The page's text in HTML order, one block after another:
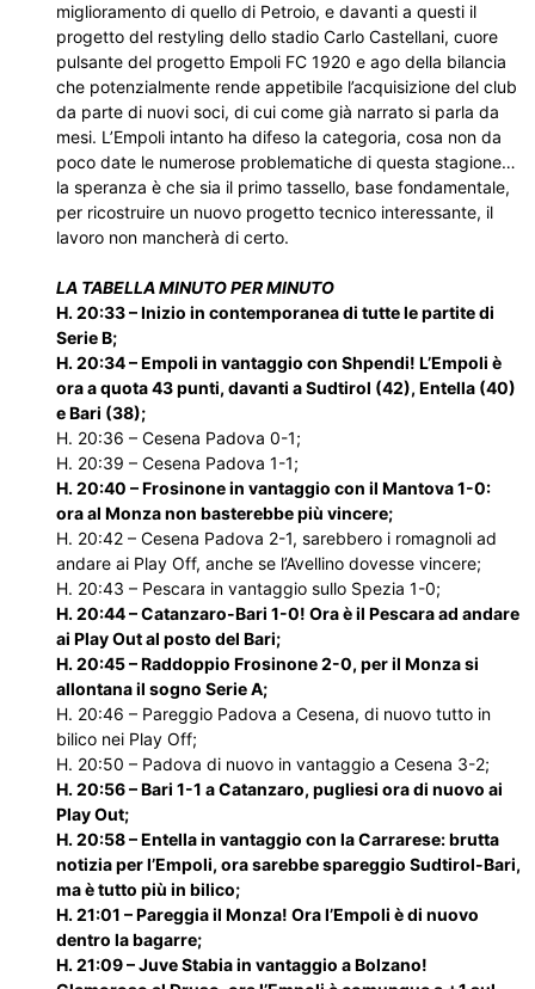
miglioramento di quello di Petroio, e davanti a questi il
progetto del restyling dello stadio Carlo Castellani, cuore
pulsante del progetto Empoli FC 1920 e ago della bilancia
che potenzialmente rende appetibile l’acquisizione del club
da parte di nuovi soci, di cui come già narrato si parla da
mesi. L’Empoli intanto ha difeso la categoria, cosa non da
poco date le numerose problematiche di questa stagione…
la speranza è che sia il primo tassello, base fondamentale,
per ricostruire un nuovo progetto tecnico interessante, il
lavoro non mancherà di certo.
LA TABELLA MINUTO PER MINUTO
H. 20:33 – Inizio in contemporanea di tutte le partite di
Serie B;
H. 20:34 – Empoli in vantaggio con Shpendi! L’Empoli è
ora a quota 43 punti, davanti a Sudtirol (42), Entella (40)
e Bari (38);
H. 20:36 – Cesena Padova 0-1;
H. 20:39 – Cesena Padova 1-1;
H. 20:40 – Frosinone in vantaggio con il Mantova 1-0:
ora al Monza non basterebbe più vincere;
H. 20:42 – Cesena Padova 2-1, sarebbero i romagnoli ad
andare ai Play Off, anche se l’Avellino dovesse vincere;
H. 20:43 – Pescara in vantaggio sullo Spezia 1-0;
H. 20:44 – Catanzaro-Bari 1-0! Ora è il Pescara ad andare
ai Play Out al posto del Bari;
H. 20:45 – Raddoppio Frosinone 2-0, per il Monza si
allontana il sogno Serie A;
H. 20:46 – Pareggio Padova a Cesena, di nuovo tutto in
bilico nei Play Off;
H. 20:50 – Padova di nuovo in vantaggio a Cesena 3-2;
H. 20:56 – Bari 1-1 a Catanzaro, pugliesi ora di nuovo ai
Play Out;
H. 20:58 – Entella in vantaggio con la Carrarese: brutta
notizia per l’Empoli, ora sarebbe spareggio Sudtirol-Bari,
ma è tutto più in bilico;
H. 21:01 – Pareggia il Monza! Ora l’Empoli è di nuovo
dentro la bagarre;
H. 21:09 – Juve Stabia in vantaggio a Bolzano!